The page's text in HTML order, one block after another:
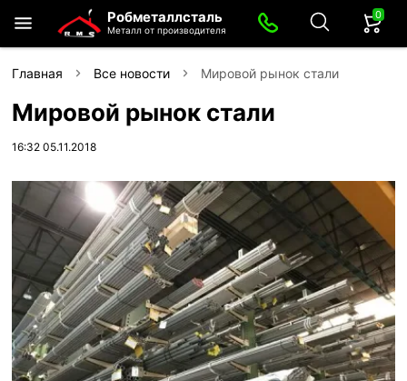
Робметаллсталь
Металл от производителя
0
Главная Все новости Мировой рынок стали
Мировой рынок стали
16:32 05.11.2018